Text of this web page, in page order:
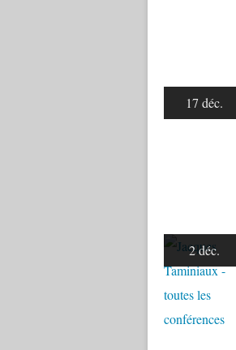
17 déc.
2 déc.